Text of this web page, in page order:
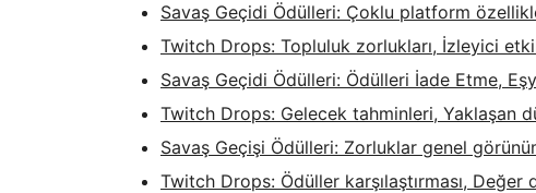
Savaş Geçidi Ödülleri: Çoklu platform
Twitch Drops: Topluluk zorlukları, İzleyici
Savaş Geçidi Ödülleri: Ödülleri İade Etme,
Twitch Drops: Gelecek tahminleri, Yaklaşan
Savaş Geçişi Ödülleri: Zorluklar genel
Twitch Drops: Ödüller karşılaştırması,